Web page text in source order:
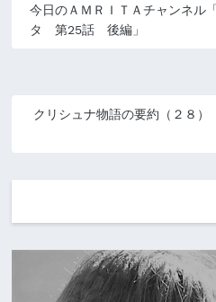
今日のＡＭＲＩＴＡチャンネル
タ 第25話 後編」
クリシュナ物語の要約（２８）